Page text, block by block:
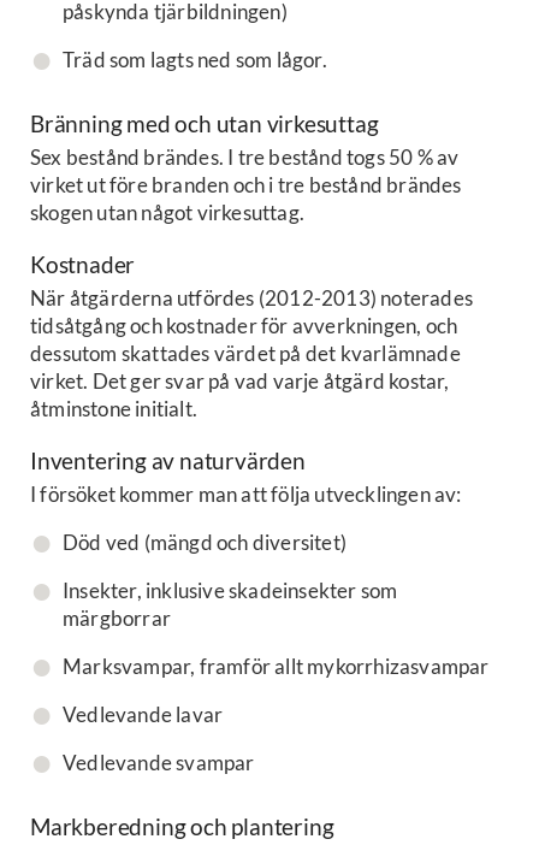
påskynda tjärbildningen)
Träd som lagts ned som lågor.
Bränning med och utan virkesuttag
Sex bestånd brändes. I tre bestånd togs 50 % av
virket ut före branden och i tre bestånd brändes
skogen utan något virkesuttag.
Kostnader
När åtgärderna utfördes (2012-2013) noterades
tidsåtgång och kostnader för avverkningen, och
dessutom skattades värdet på det kvarlämnade
virket. Det ger svar på vad varje åtgärd kostar,
åtminstone initialt.
Inventering av naturvärden
I försöket kommer man att följa utvecklingen av:
Död ved (mängd och diversitet)
Insekter, inklusive skadeinsekter som
märgborrar
Marksvampar, framför allt mykorrhizasvampar
Vedlevande lavar
Vedlevande svampar
Markberedning och plantering